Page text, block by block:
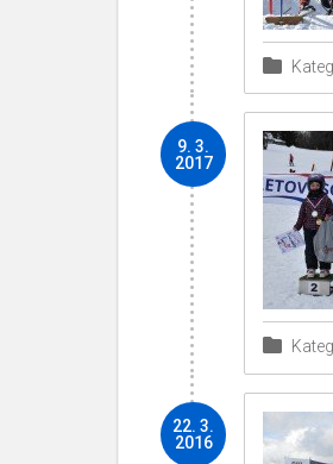
9. 3.
2017
22. 3.
2016